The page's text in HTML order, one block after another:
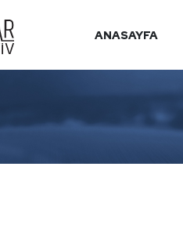
ANASAYFA